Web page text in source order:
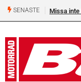
SENASTE Missa